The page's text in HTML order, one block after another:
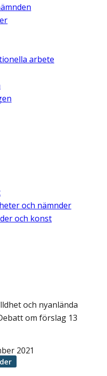
arbete
och nämnder
och konst
och nyanlända
om förslag 13
2021